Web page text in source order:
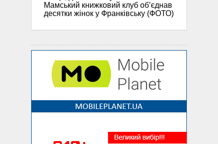
Мамський книжковий клуб об’єднав
десятки жінок у Франківську (ФОТО)